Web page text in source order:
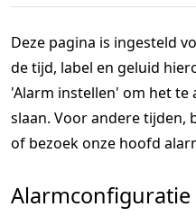
Deze pagina is ingesteld
de tijd, label en geluid
'Alarm instellen' om het
slaan. Voor andere tijden,
of bezoek onze hoofd
Alarmconfiguratie